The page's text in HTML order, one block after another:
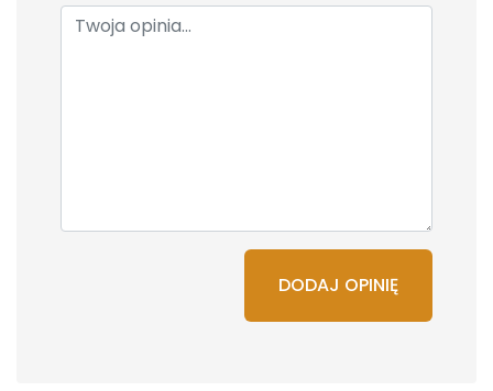
DODAJ OPINIĘ